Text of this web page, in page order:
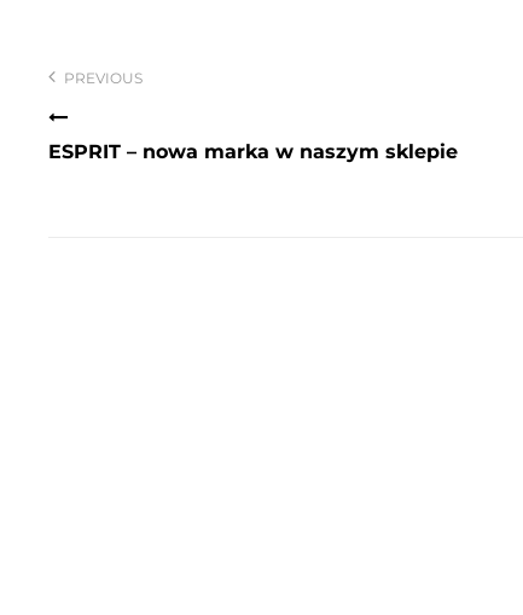
wpisu
PREVIOUS
ESPRIT – nowa marka w naszym sklepie